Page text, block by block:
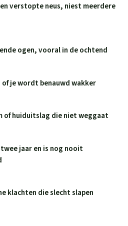
verstopte neus, niest meerdere
ogen, vooral in de ochtend
je wordt benauwd wakker
of huiduitslag die niet weggaat
jaar en is nog nooit
klachten die slecht slapen